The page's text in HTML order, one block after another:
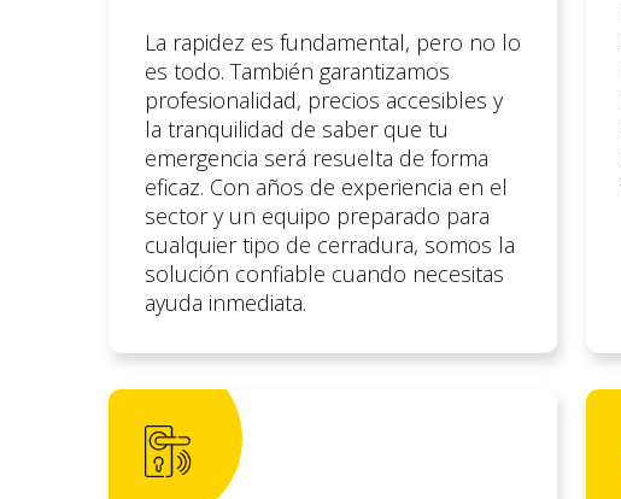
La rapidez es fundamental, pero no lo
es todo. También garantizamos
profesionalidad, precios accesibles y
la tranquilidad de saber que tu
emergencia será resuelta de forma
eficaz. Con años de experiencia en el
sector y un equipo preparado para
cualquier tipo de cerradura, somos la
solución confiable cuando necesitas
ayuda inmediata.